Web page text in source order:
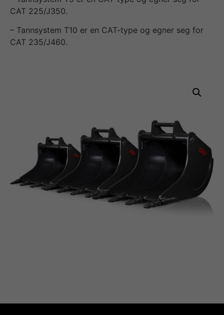
CAT 225/J350.
– Tannsystem T10 er en CAT-type og egner seg for
CAT 235/J460.